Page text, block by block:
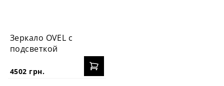
Зеркало OVEL с
подсветкой
4502 грн.